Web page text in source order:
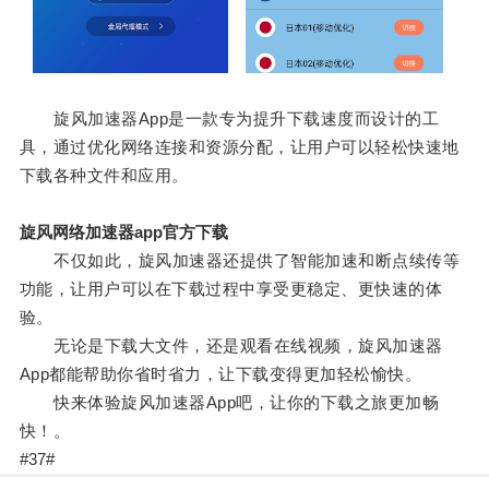
旋风加速器App是一款专为提升下载速度而设计的工
具，通过优化网络连接和资源分配，让用户可以轻松快速地
下载各种文件和应用。
旋风网络加速器app官方下载
不仅如此，旋风加速器还提供了智能加速和断点续传等
功能，让用户可以在下载过程中享受更稳定、更快速的体
验。
无论是下载大文件，还是观看在线视频，旋风加速器
App都能帮助你省时省力，让下载变得更加轻松愉快。
快来体验旋风加速器App吧，让你的下载之旅更加畅
快！。
#37#